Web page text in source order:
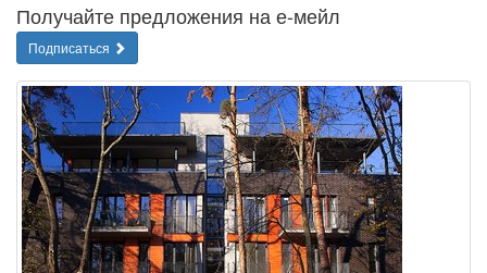
Получайте предложения на е-мейл
Подписаться